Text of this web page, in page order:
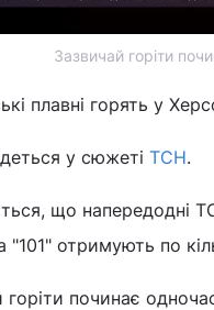
Зазвичай горіти
плавні горять у
у сюжеті ТСН.
що напередодні
отримують по
горіти починає